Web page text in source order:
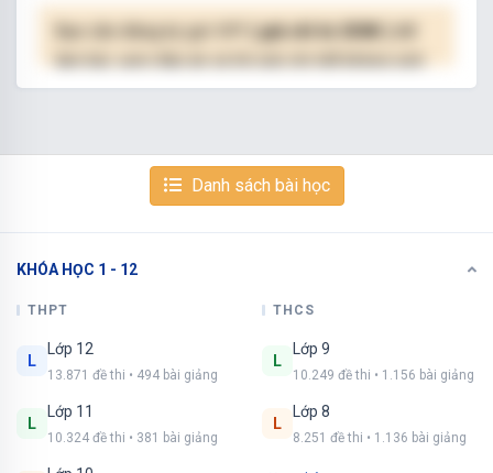
( giá chỉ từ 250K )
hạn.
Xem tiếp với tài khoản VIP
Còn 4/10 câu hỏi, đáp án và lời giải chi tiết.
Bạn cần đăng ký gói VIP ( giá chỉ từ 250K )
làm bài, xem đáp án và lời giải chi tiết không giới
Danh sách bài học
KHÓA HỌC 1 - 12
THPT
L
Lớp 12
13.871 đề thi • 494 bài giảng
L
Lớp 11
10.324 đề thi • 381 bài giảng
THCS
L
Lớp 9
10.249 đề thi • 1.156 bài giảng
L
Lớp 8
8.251 đề thi • 1.136 bài giảng